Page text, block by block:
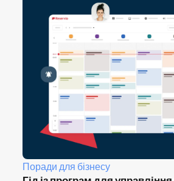
Поради для бізнесу